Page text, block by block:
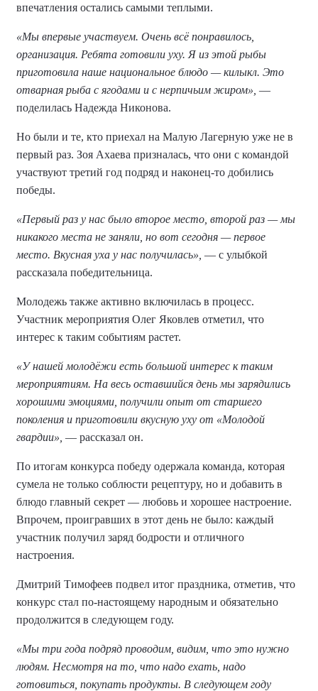
впечатления остались самыми теплыми.
«Мы впервые участвуем. Очень всё понравилось,
организация. Ребята готовили уху. Я из этой рыбы
приготовила наше национальное блюдо — килыкл. Это
отварная рыба с ягодами и с нерпичьим жиром», —
поделилась Надежда Никонова.
Но были и те, кто приехал на Малую Лагерную уже не в
первый раз. Зоя Ахаева призналась, что они с командой
участвуют третий год подряд и наконец-то добились
победы.
«Первый раз у нас было второе место, второй раз — мы
никакого места не заняли, но вот сегодня — первое
место. Вкусная уха у нас получилась», — с улыбкой
рассказала победительница.
Молодежь также активно включилась в процесс.
Участник мероприятия Олег Яковлев отметил, что
интерес к таким событиям растет.
«У нашей молодёжи есть большой интерес к таким
мероприятиям. На весь оставшийся день мы зарядились
хорошими эмоциями, получили опыт от старшего
поколения и приготовили вкусную уху от «Молодой
гвардии», — рассказал он.
По итогам конкурса победу одержала команда, которая
сумела не только соблюсти рецептуру, но и добавить в
блюдо главный секрет — любовь и хорошее настроение.
Впрочем, проигравших в этот день не было: каждый
участник получил заряд бодрости и отличного
настроения.
Дмитрий Тимофеев подвел итог праздника, отметив, что
конкурс стал по-настоящему народным и обязательно
продолжится в следующем году.
«Мы три года подряд проводим, видим, что это нужно
людям. Несмотря на то, что надо ехать, надо
готовиться, покупать продукты. В следующем году